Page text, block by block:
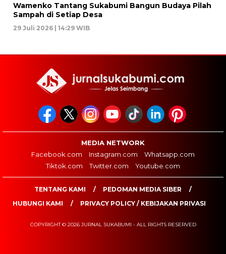
Wamenko Tantang Sukabumi Bangun Budaya Pilah
Sampah di Setiap Desa
29 Juli 2026 | 14:29 WIB
MEDIA NETWORK
Facebook.com
Instagram.com
Whatsapp.com
Tiktok.com
Twitter.com Youtube.com
TENTANG KAMI
PEDOMAN MEDIA SIBER
HUBUNGI KAMI
PRIVACY POLICY / KEBIJAKAN PRIVASI
COPYRIGHT © 2026 JURNAL SUKABUMI - ALL RIGHTS RESERVED